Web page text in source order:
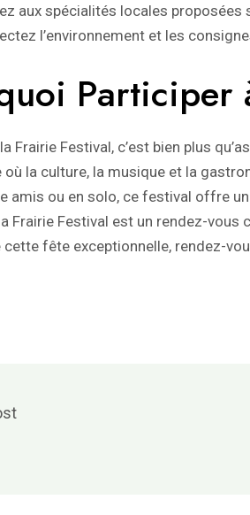
aux spécialités locales proposées
l’environnement et les
Participer
Frairie Festival, c’est bien plus
où la culture, la musique et la
amis ou en solo, ce festival offre
Frairie Festival est un rendez-
cette fête exceptionnelle, rendez-